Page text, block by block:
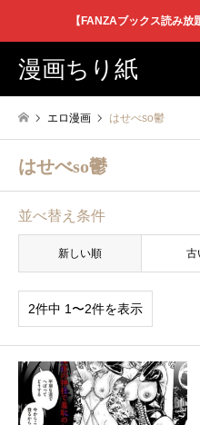
【FANZAブックス読み
漫画ちり紙
エロ漫画 はせべso鬱
はせべso鬱
並べ替え条件
新しい順 古
2件中 1〜2件を表示